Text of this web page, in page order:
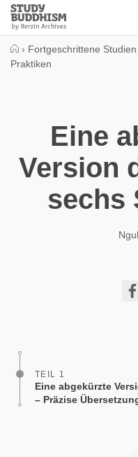
Close
Study
Buddhism
› Fortgeschrittene Studien
Praktiken
Eine
Version
sechs
TEIL 1
Eine abgekürzte
– Präzise